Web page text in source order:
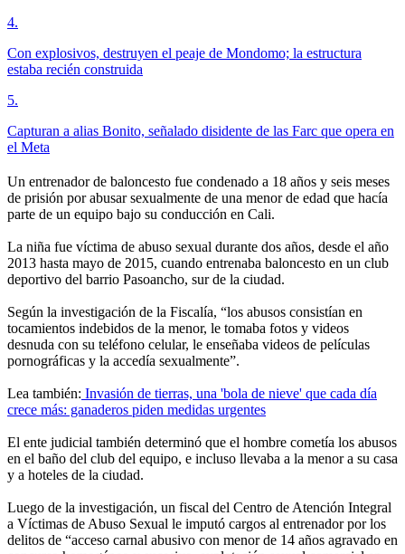
4.
Con explosivos, destruyen el peaje de Mondomo; la estructura
estaba recién construida
5.
Capturan a alias Bonito, señalado disidente de las Farc que opera en
el Meta
Un entrenador de baloncesto fue condenado a 18 años y seis meses
de prisión por abusar sexualmente de una menor de edad que hacía
parte de un equipo bajo su conducción en Cali.
La niña fue víctima de abuso sexual durante dos años, desde el año
2013 hasta mayo de 2015, cuando entrenaba baloncesto en un club
deportivo del barrio Pasoancho, sur de la ciudad.
Según la investigación de la Fiscalía, “los abusos consistían en
tocamientos indebidos de la menor, le tomaba fotos y videos
desnuda con su teléfono celular, le enseñaba videos de películas
pornográficas y la accedía sexualmente”.
Lea también: Invasión de tierras, una 'bola de nieve' que cada día
crece más: ganaderos piden medidas urgentes
El ente judicial también determinó que el hombre cometía los abusos
en el baño del club del equipo, e incluso llevaba a la menor a su casa
y a hoteles de la ciudad.
Luego de la investigación, un fiscal del Centro de Atención Integral
a Víctimas de Abuso Sexual le imputó cargos al entrenador por los
delitos de “acceso carnal abusivo con menor de 14 años agravado en